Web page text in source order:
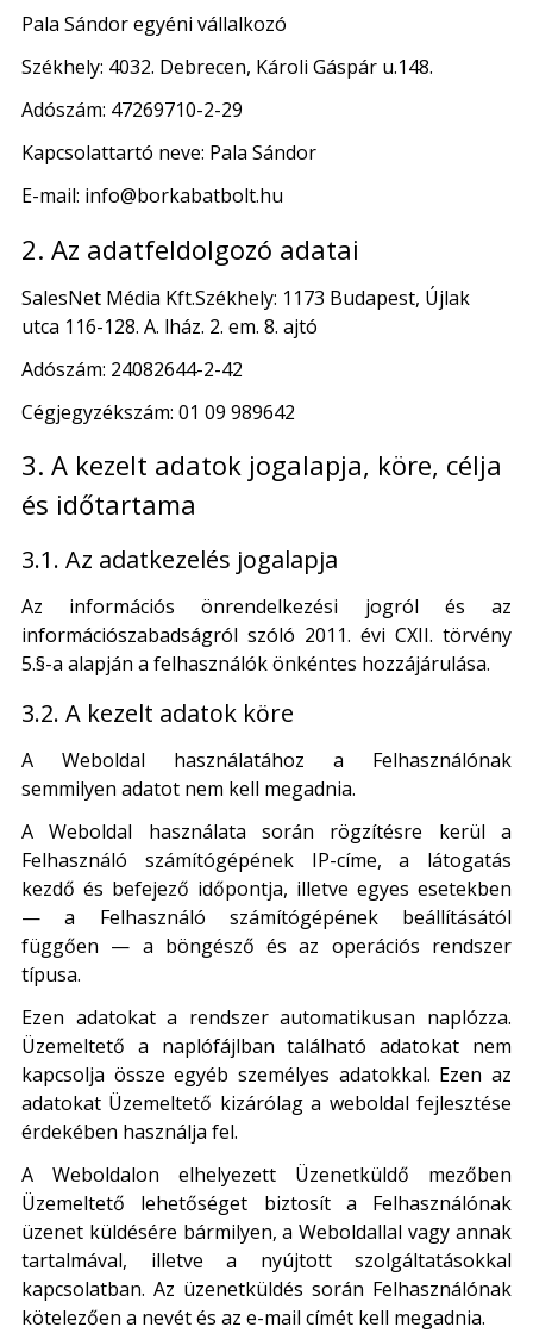
Pala Sándor egyéni vállalkozó
Székhely: 4032. Debrecen, Károli Gáspár u.148.
Adószám: 47269710-2-29
Kapcsolattartó neve: Pala Sándor
E-mail: info@borkabatbolt.hu
2. Az adatfeldolgozó adatai
SalesNet Média Kft.Székhely: 1173 Budapest, Újlak
utca 116-128. A. lház. 2. em. 8. ajtó
Adószám: 24082644-2-42
Cégjegyzékszám: 01 09 989642
3. A kezelt adatok jogalapja, köre, célja
és időtartama
3.1. Az adatkezelés jogalapja
Az információs önrendelkezési jogról és az
információszabadságról szóló 2011. évi CXII. törvény
5.§-a alapján a felhasználók önkéntes hozzájárulása.
3.2. A kezelt adatok köre
A Weboldal használatához a Felhasználónak
semmilyen adatot nem kell megadnia.
A Weboldal használata során rögzítésre kerül a
Felhasználó számítógépének IP-címe, a látogatás
kezdő és befejező időpontja, illetve egyes esetekben
— a Felhasználó számítógépének beállításától
függően — a böngésző és az operációs rendszer
típusa.
Ezen adatokat a rendszer automatikusan naplózza.
Üzemeltető a naplófájlban található adatokat nem
kapcsolja össze egyéb személyes adatokkal. Ezen az
adatokat Üzemeltető kizárólag a weboldal fejlesztése
érdekében használja fel.
A Weboldalon elhelyezett Üzenetküldő mezőben
Üzemeltető lehetőséget biztosít a Felhasználónak
üzenet küldésére bármilyen, a Weboldallal vagy annak
tartalmával, illetve a nyújtott szolgáltatásokkal
kapcsolatban. Az üzenetküldés során Felhasználónak
kötelezően a nevét és az e-mail címét kell megadnia.